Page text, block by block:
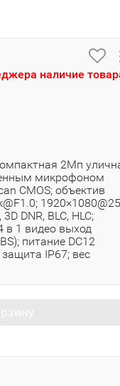
наличие
2Мп
микрофоном
CMOS; объектив
DNR, BLC, HLC;
в 1 видео выход
питание DC12
защита IP67; вес